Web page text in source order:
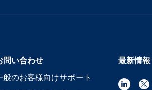
問い合わせ
般のお客様向けサポート
最新情報